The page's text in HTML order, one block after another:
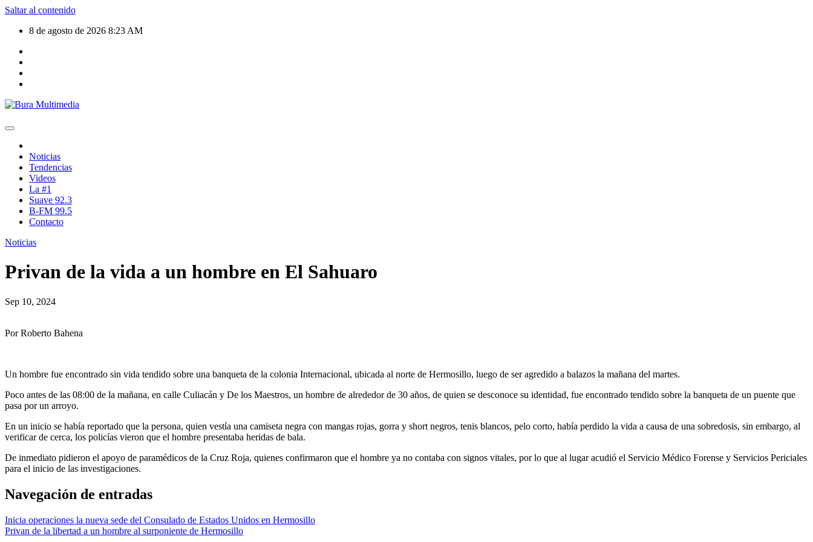
Saltar al contenido
8 de agosto de 2026 8:23 AM
Noticias
Tendencias
Videos
La #1
Suave 92.3
B-FM 99.5
Contacto
Noticias
Privan de la vida a un hombre en El Sahuaro
Sep 10, 2024
Por Roberto Bahena
Un hombre fue encontrado sin vida tendido sobre una banqueta de la colonia Internacional, ubicada al norte de Hermosillo, luego de ser agredido a balazos la mañana del martes.
Poco antes de las 08:00 de la mañana, en calle Culiacán y De los Maestros, un hombre de alrededor de 30 años, de quien se desconoce su identidad, fue encontrado tendido sobre la banqueta de un puente que
pasa por un arroyo.
En un inicio se había reportado que la persona, quien vestía una camiseta negra con mangas rojas, gorra y short negros, tenis blancos, pelo corto, había perdido la vida a causa de una sobredosis, sin embargo, al
verificar de cerca, los policías vieron que el hombre presentaba heridas de bala.
De inmediato pidieron el apoyo de paramédicos de la Cruz Roja, quienes confirmaron que el hombre ya no contaba con signos vitales, por lo que al lugar acudió el Servicio Médico Forense y Servicios Periciales
para el inicio de las investigaciones.
Navegación de entradas
Inicia operaciones la nueva sede del Consulado de Estados Unidos en Hermosillo
Privan de la libertad a un hombre al surponiente de Hermosillo